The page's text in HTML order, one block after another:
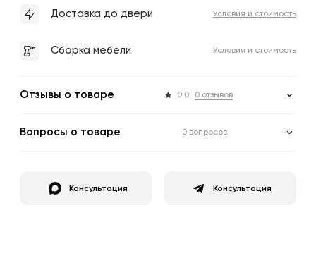
Доставка до двери Условия и стоимость
Сборка мебели Условия и стоимость
Отзывы о товаре 0.0 0 отзывов
Вопросы о товаре 0 вопросов
Консультация Консультация